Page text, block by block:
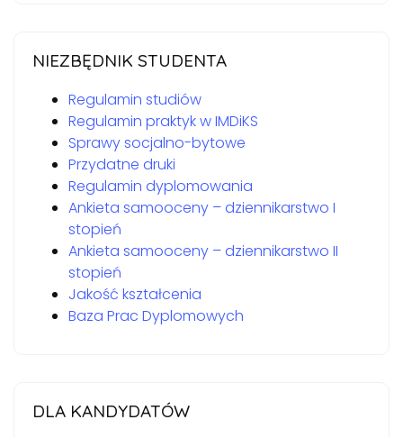
NIEZBĘDNIK STUDENTA
Regulamin studiów
Regulamin praktyk w IMDiKS
Sprawy socjalno-bytowe
Przydatne druki
Regulamin dyplomowania
Ankieta samooceny – dziennikarstwo I
stopień
Ankieta samooceny – dziennikarstwo II
stopień
Jakość kształcenia
Baza Prac Dyplomowych
DLA KANDYDATÓW